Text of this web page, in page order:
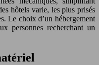
hôtels varie, les plus prisés
Le choix d’un hébergement
personnes recherchant un